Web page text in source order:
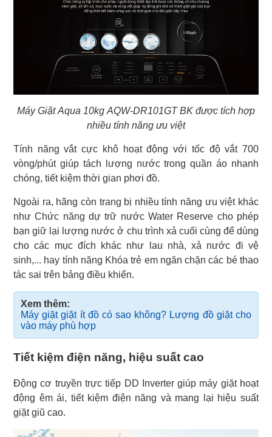
Máy Giặt Aqua 10kg AQW-DR101GT BK được tích hợp
nhiều tính năng ưu việt
Tính năng vắt cực khô hoạt động với tốc độ vắt 700
vòng/phút giúp tách lượng nước trong quần áo nhanh
chóng, tiết kiệm thời gian phơi đồ.
Ngoài ra, hãng còn trang bị nhiều tính năng ưu việt khác
như Chức năng dự trữ nước Water Reserve cho phép
bạn giữ lại lượng nước ở chu trình xả cuối cùng để dùng
cho các mục đích khác như lau nhà, xả nước đi vệ
sinh,... hay tính năng Khóa trẻ em ngăn chặn các bé thao
tác sai trên bảng điều khiển.
Xem thêm:
Máy giặt giặt ít đồ có sao không? Lượng đồ giặt cho
vào máy phù hợp
Tiết kiệm điện năng, hiệu suất cao
Động cơ truyền trực tiếp DD Inverter giúp máy giặt hoạt
động êm ái, tiết kiệm điện năng và mang lại hiệu suất
giặt giũ cao.